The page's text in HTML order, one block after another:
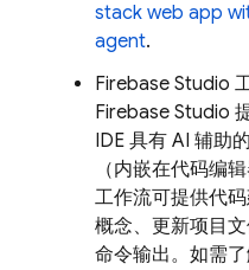
stack web app
agent.
Firebase Studio
Firebase Studio
IDE 具有 AI 辅助
（内嵌在代码编
工作流可提供代
概念、更新项目
命令输出。如需